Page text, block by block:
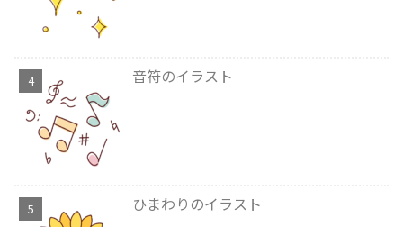
音符のイラスト
ひまわりのイラスト